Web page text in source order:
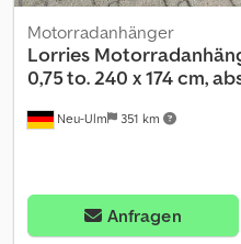
Markenschutz 02/25
Neu-Ulm 351 km
Motorradanhänger
Lorries
0,75 to. 240 x 174 cm,
Anfragen